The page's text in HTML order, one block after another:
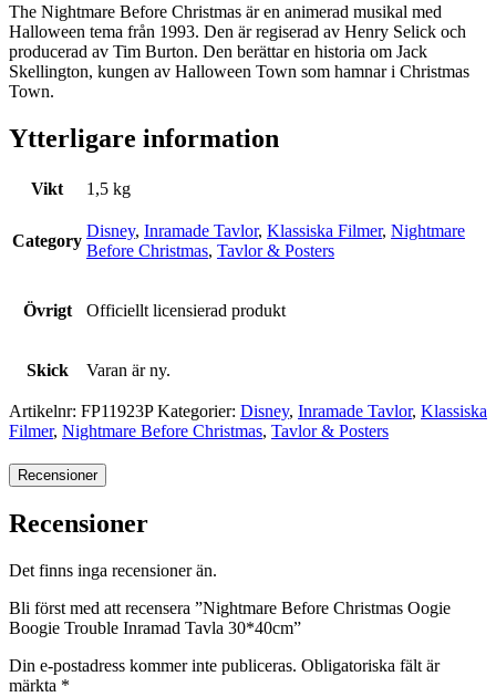
The Nightmare Before Christmas är en animerad musikal med
Halloween tema från 1993. Den är regiserad av Henry Selick och
producerad av Tim Burton. Den berättar en historia om Jack
Skellington, kungen av Halloween Town som hamnar i Christmas
Town.
Ytterligare information
Vikt 1,5 kg
Category
Disney, Inramade Tavlor, Klassiska Filmer, Nightmare
Before Christmas, Tavlor & Posters
Övrigt Officiellt licensierad produkt
Skick Varan är ny.
Artikelnr: FP11923P Kategorier: Disney, Inramade Tavlor, Klassiska
Filmer, Nightmare Before Christmas, Tavlor & Posters
Recensioner
Recensioner
Det finns inga recensioner än.
Bli först med att recensera ”Nightmare Before Christmas Oogie
Boogie Trouble Inramad Tavla 30*40cm”
Din e-postadress kommer inte publiceras. Obligatoriska fält är
märkta *